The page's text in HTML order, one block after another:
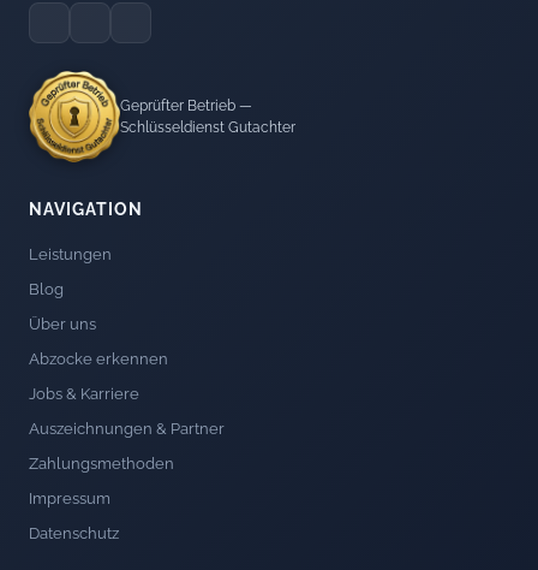
Geprüfter Betrieb —
Schlüsseldienst Gutachter
NAVIGATION
Leistungen
Blog
Über uns
Abzocke erkennen
Jobs & Karriere
Auszeichnungen & Partner
Zahlungsmethoden
Impressum
Datenschutz